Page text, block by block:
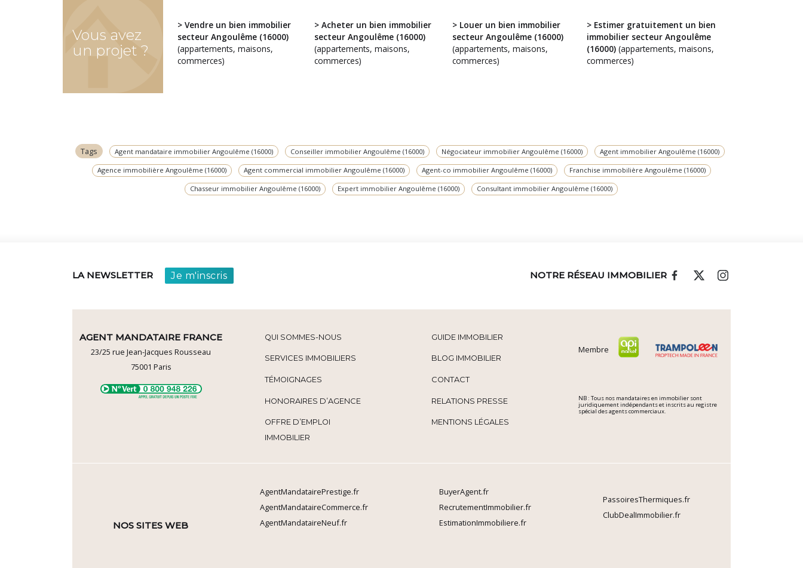
Vous avez
un projet ?
> Vendre un bien immobilier
secteur Angoulême (16000)
(appartements, maisons,
commerces)
> Acheter un bien immobilier
secteur Angoulême (16000)
(appartements, maisons,
commerces)
> Louer un bien immobilier
secteur Angoulême (16000)
(appartements, maisons,
commerces)
> Estimer gratuitement un bien
immobilier secteur Angoulême
(16000) (appartements, maisons,
commerces)
Tags Agent mandataire immobilier Angoulême (16000) Conseiller immobilier Angoulême (16000) Négociateur immobilier Angoulême (16000) Agent immobilier Angoulême (16000)
Agence immobilière Angoulême (16000) Agent commercial immobilier Angoulême (16000) Agent-co immobilier Angoulême (16000) Franchise immobilière Angoulême (16000)
Chasseur immobilier Angoulême (16000) Expert immobilier Angoulême (16000) Consultant immobilier Angoulême (16000)
LA NEWSLETTER Je m'inscris NOTRE RÉSEAU IMMOBILIER
AGENT MANDATAIRE FRANCE
23/25 rue Jean-Jacques Rousseau
75001 Paris
QUI SOMMES-NOUS
SERVICES IMMOBILIERS
TÉMOIGNAGES
HONORAIRES D’AGENCE
OFFRE D’EMPLOI
IMMOBILIER
GUIDE IMMOBILIER
BLOG IMMOBILIER
CONTACT
RELATIONS PRESSE
MENTIONS LÉGALES
Membre
NB : Tous nos mandataires en immobilier sont
juridiquement indépendants et inscrits au registre
spécial des agents commerciaux.
NOS SITES WEB
AgentMandatairePrestige.fr
AgentMandataireCommerce.fr
AgentMandataireNeuf.fr
BuyerAgent.fr
RecrutementImmobilier.fr
EstimationImmobiliere.fr
PassoiresThermiques.fr
ClubDealImmobilier.fr